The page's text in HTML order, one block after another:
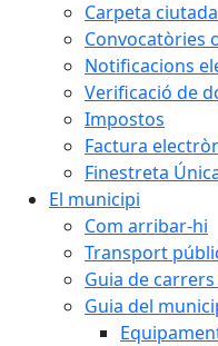
Carpeta
Convocatòries
Notificacions
Verificació de
Impostos
Factura
Finestreta
El municipi
Com arribar-hi
Transport
Guia de
Guia del